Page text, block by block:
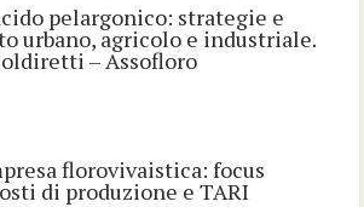
pelargonico: strategie e
urbano, agricolo e industriale.
– Assofloro
florovivaistica: focus
di produzione e TARI